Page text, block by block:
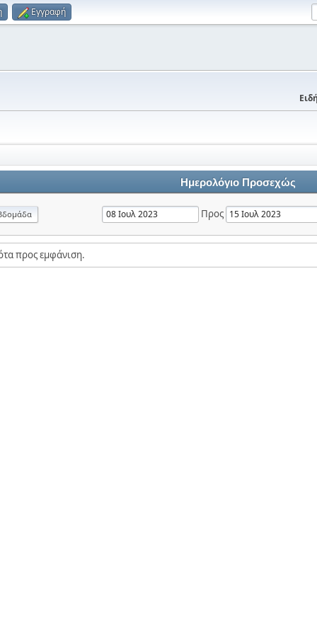
Εγγραφή
Ημερολόγιο Προσεχώς
Προς
προς εμφάνιση.